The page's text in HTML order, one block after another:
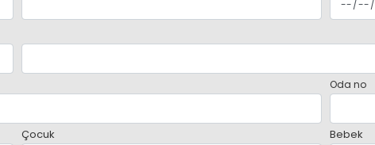
Oda no
Çocuk Bebek